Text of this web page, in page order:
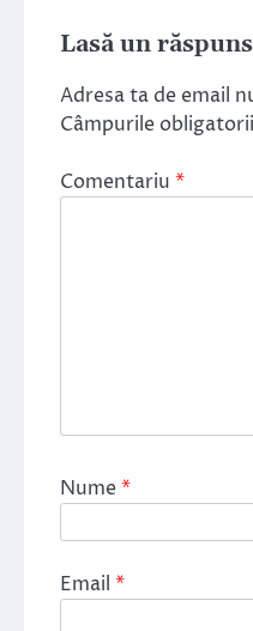
Lasă un răspuns
Adresa ta de email
Câmpurile
Comentariu *
Nume*
Email *